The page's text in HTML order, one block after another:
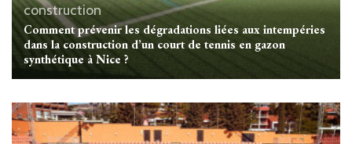
construction
Comment prévenir les dégradations liées aux intempéries
dans la construction d’un court de tennis en gazon
synthétique à Nice ?